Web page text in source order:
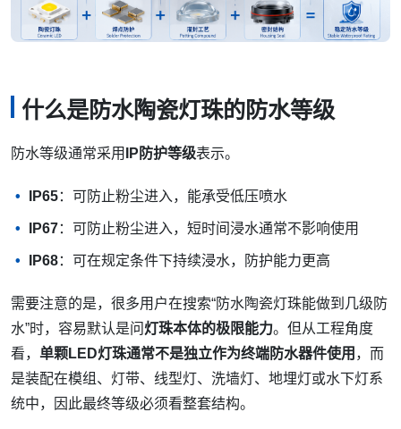
什么是防水陶瓷灯珠的防水等级
防水等级通常采用 IP防护等级表示。
IP65：可防止粉尘进入，能承受低压喷水
IP67：可防止粉尘进入，短时间浸水通常不影响使用
IP68：可在规定条件下持续浸水，防护能力更高
需要注意的是，很多用户在搜索“防水陶瓷灯珠能做到几级防
水”时，容易默认是问 灯珠本体的极限能力。但从工程角度
看， 单颗LED灯珠通常不是独立作为终端防水器件使用 ，而
是装配在模组、灯带、线型灯、洗墙灯、地埋灯或水下灯系
统中，因此最终等级必须看整套结构。